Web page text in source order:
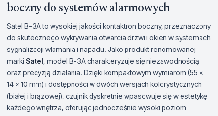
boczny do systemów alarmowych
Satel B-3A to wysokiej jakości kontaktron boczny, przeznaczony
do skutecznego wykrywania otwarcia drzwi i okien w systemach
sygnalizacji włamania i napadu. Jako produkt renomowanej
marki Satel, model B-3A charakteryzuje się niezawodnością
oraz precyzją działania. Dzięki kompaktowym wymiarom (55 x
14 x 10 mm) i dostępności w dwóch wersjach kolorystycznych
(białej i brązowej), czujnik dyskretnie wpasowuje się w estetykę
każdego wnętrza, oferując jednocześnie wysoki poziom